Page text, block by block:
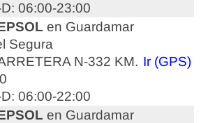
06:00-23:00
en Guardamar
Segura
N-332 KM.
06:00-22:00
Ir (GPS)
en Guardamar